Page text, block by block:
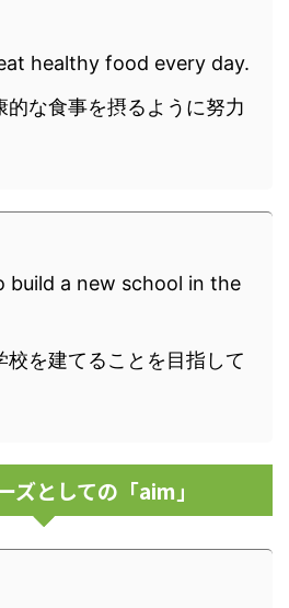
healthy food every day.
な食事を摂るように努力
build a new school in the
を建てることを目指して
ズとしての「aim」